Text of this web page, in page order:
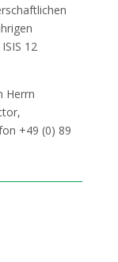
12
Herrn
+49 (0) 89